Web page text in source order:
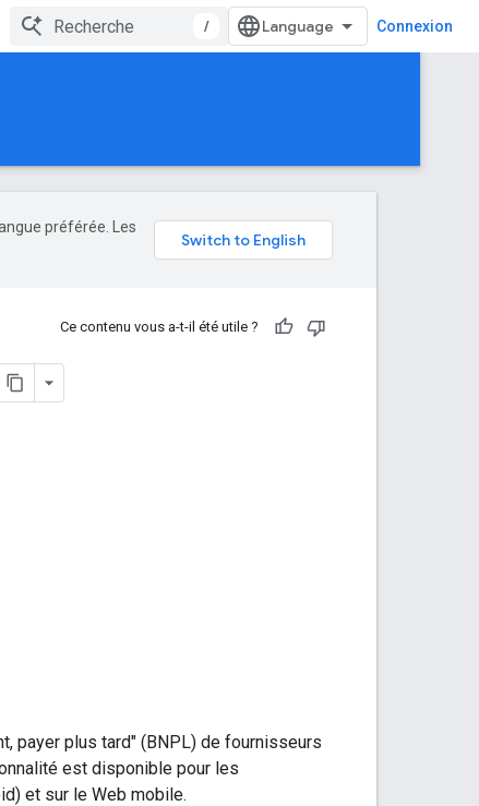
/ Connexion
préférée. Les
Ce contenu vous a-t-il été utile ?
payer plus tard" (BNPL) de fournisseurs
est disponible pour les
et sur le Web mobile.